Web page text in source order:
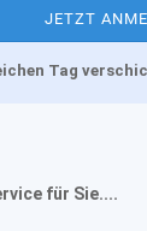
Tag
für Sie....